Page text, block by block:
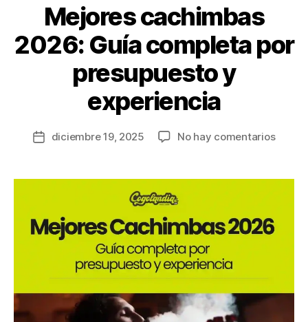
Mejores cachimbas
2026: Guía completa por
presupuesto y
experiencia
diciembre 19, 2025 No hay comentarios